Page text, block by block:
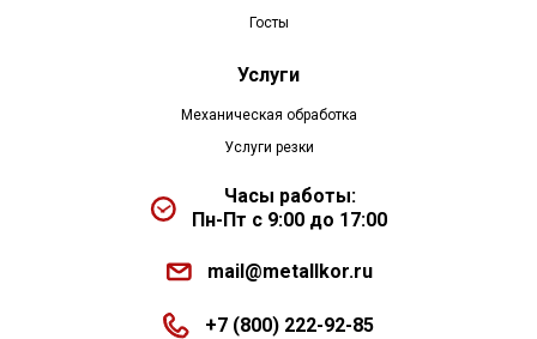
Госты
Услуги
Механическая обработка
Услуги резки
Часы работы:
Пн-Пт с 9:00 до 17:00
mail@metallkor.ru
+7 (800) 222-92-85